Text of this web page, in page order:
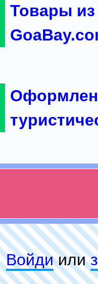
Товары
Войдиили